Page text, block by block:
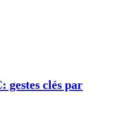
gestes clés par